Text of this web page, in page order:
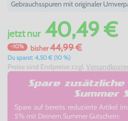
Gebrauchsspuren mit originaler
jetztnur40,49 €
-10% bisher44,99 €
Du sparst: 4,50 € (10 %)
Preise sind Endpreise zzgl.
Spare
Summer
Spare auf bereits reduzierte Artikel
5% mit Deinem Summer Gutschein: